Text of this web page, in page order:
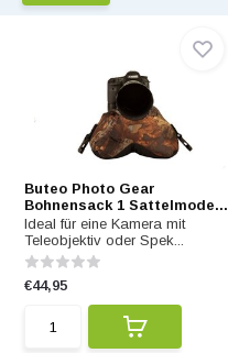
Buteo Photo Gear
Bohnensack 1 Sattelmode...
Ideal für eine Kamera mit
Teleobjektiv oder Spek...
€44,95